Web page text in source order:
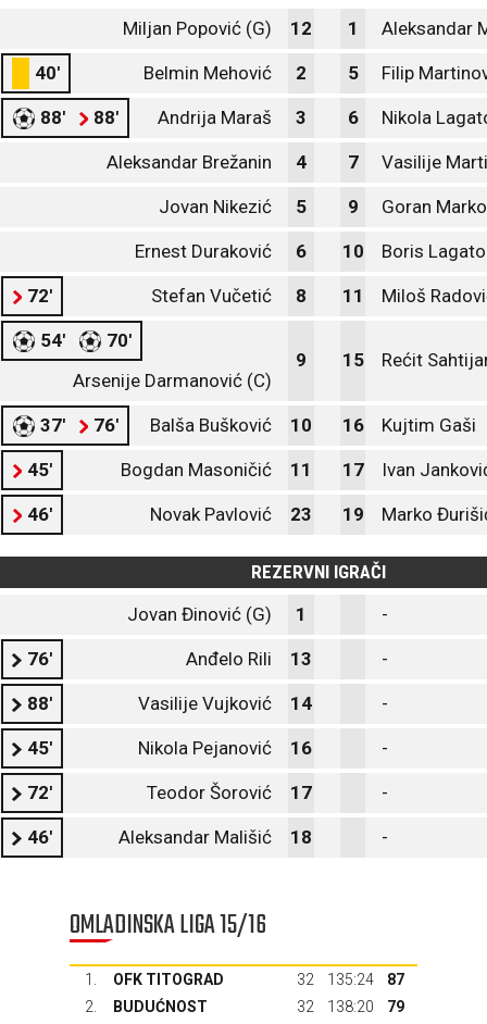
Miljan Popović (G) 12 1 Aleksandar
40' Belmin Mehović 2 5 Filip
88' 88' Andrija Maraš 3 6 Nikola
Aleksandar Brežanin 4 7 Vasilije
Jovan Nikezić 5 9 Goran
Ernest Duraković 6 10 Boris
72' Stefan Vučetić 8 11 Miloš
54'
70'
Arsenije Darmanović (C)
9 15 Rećit
37' 76' Balša Bušković 10 16 Kujtim Gaši
45' Bogdan Masoničić 11 17 Ivan
46' Novak Pavlović 23 19 Marko
REZERVNI IGRAČI
Jovan Đinović (G)
1 -
76' Anđelo Rili 13 -
88' Vasilije Vujković 14 -
45' Nikola Pejanović 16 -
72' Teodor Šorović 17 -
46' Aleksandar Mališić 18 -
OMLADINSKA LIGA 15/16
1. OFK TITOGRAD 32 135:24
87
2.
BUDUĆNOST 32 138:20
79